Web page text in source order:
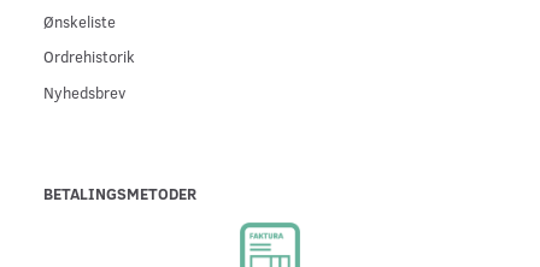
Ønskeliste
Ordrehistorik
Nyhedsbrev
BETALINGSMETODER